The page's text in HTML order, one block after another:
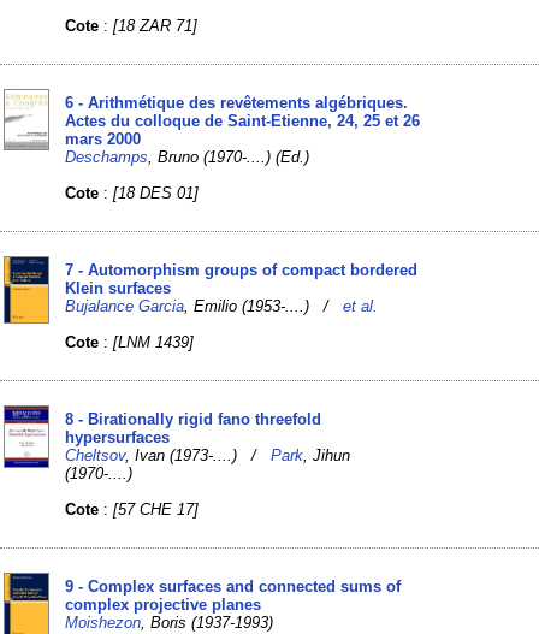
Cote :[18 ZAR 71]
6 - Arithmétique des revêtements algébriques.
Actes du colloque de Saint-Etienne, 24, 25 et 26
mars 2000
Deschamps , Bruno (1970-....) (Ed.)
Cote :[18 DES 01]
7 - Automorphism groups of compact bordered
Klein surfaces
Bujalance Garcia , Emilio (1953-....) /et al.
Cote :[LNM 1439]
8 - Birationally rigid fano threefold
hypersurfaces
Cheltsov, Ivan (1973-....) /Park , Jihun
(1970-....)
Cote :[57 CHE 17]
9 - Complex surfaces and connected sums of
complex projective planes
Moishezon , Boris (1937-1993)